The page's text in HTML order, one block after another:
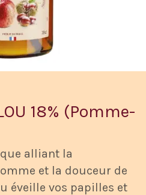
18% (Pomme-
alliant la
et la douceur de
éveille vos papilles et